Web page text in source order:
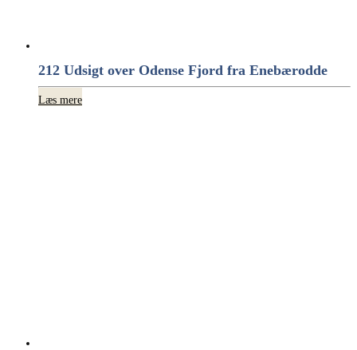
212 Udsigt over Odense Fjord fra Enebærodde
Læs mere